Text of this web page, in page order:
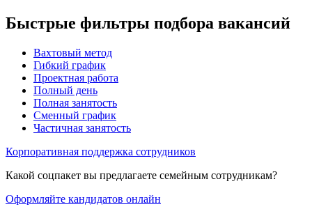
Быстрые фильтры подбора вакансий
Вахтовый метод
Гибкий график
Проектная работа
Полный день
Полная занятость
Сменный график
Частичная занятость
Корпоративная поддержка сотрудников
Какой соцпакет вы предлагаете семейным сотрудникам?
Оформляйте кандидатов онлайн